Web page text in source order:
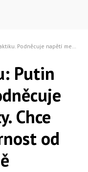
mezi státy. Chce tak odvést pozornost od války na Ukrajině
Putin
Chce
od